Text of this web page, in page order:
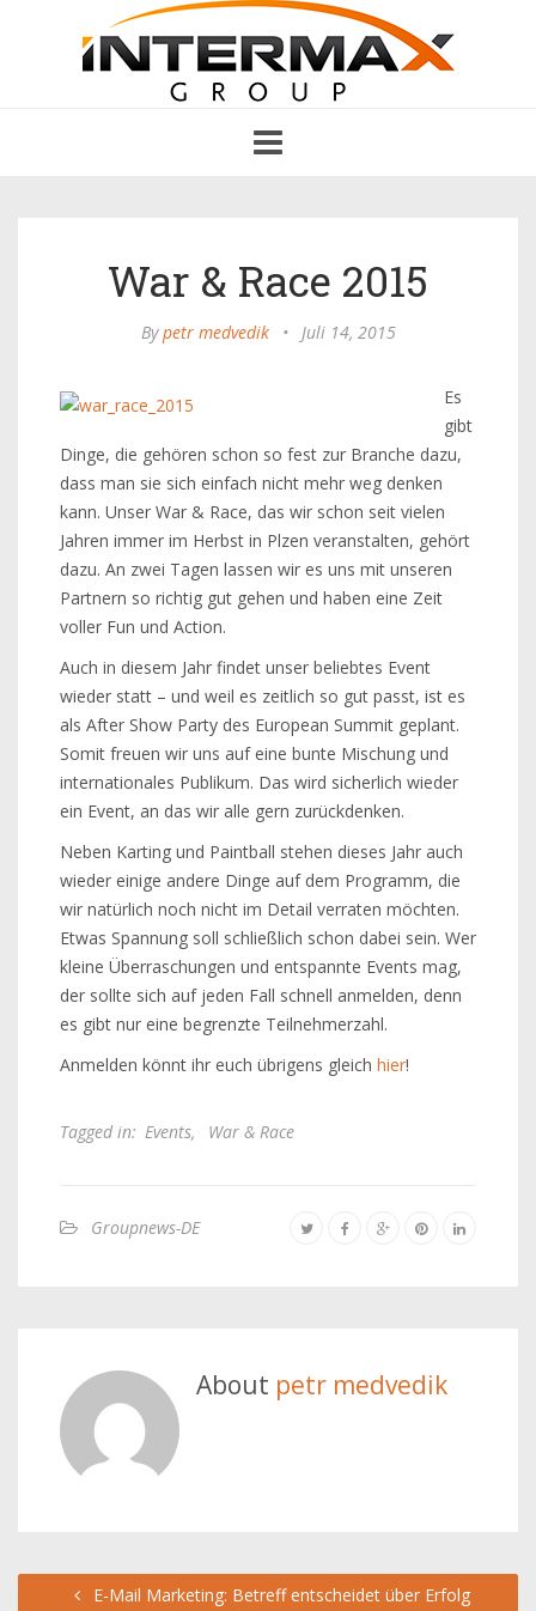
navigation
War & Race 2015
Bypetr medvedik • Juli 14, 2015
Es
gibt
Dinge, die gehören schon so fest zur Branche dazu,
dass man sie sich einfach nicht mehr weg denken
kann. Unser War & Race, das wir schon seit vielen
Jahren immer im Herbst in Plzen veranstalten, gehört
dazu. An zwei Tagen lassen wir es uns mit unseren
Partnern so richtig gut gehen und haben eine Zeit
voller Fun und Action.
Auch in diesem Jahr findet unser beliebtes Event
wieder statt – und weil es zeitlich so gut passt, ist es
als After Show Party des European Summit geplant.
Somit freuen wir uns auf eine bunte Mischung und
internationales Publikum. Das wird sicherlich wieder
ein Event, an das wir alle gern zurückdenken.
Neben Karting und Paintball stehen dieses Jahr auch
wieder einige andere Dinge auf dem Programm, die
wir natürlich noch nicht im Detail verraten möchten.
Etwas Spannung soll schließlich schon dabei sein. Wer
kleine Überraschungen und entspannte Events mag,
der sollte sich auf jeden Fall schnell anmelden, denn
es gibt nur eine begrenzte Teilnehmerzahl.
Anmelden könnt ihr euch übrigens gleich hier!
Tagged in: Events, War & Race
Groupnews-DE
About petr medvedik
E-Mail Marketing: Betreff entscheidet über Erfolg